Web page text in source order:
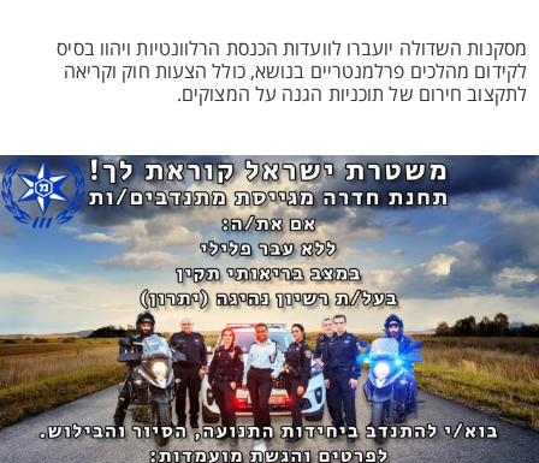
מסקנות השדולה יועברו לוועדות הכנסת הרלוונטיות ויהוו בסיס
לקידום מהלכים פרלמנטריים בנושא, כולל הצעות חוק וקריאה
לתקצוב חירום של תוכניות הגנה על המצוקים.